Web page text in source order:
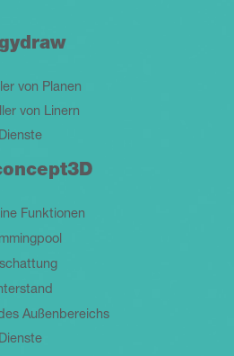
von Planen
von Linern
Dienste
Funktionen
Außenbereichs
Dienste